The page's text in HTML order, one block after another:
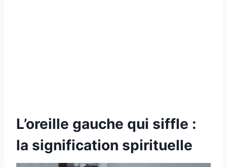
L’oreille gauche qui siffle :
la signification spirituelle